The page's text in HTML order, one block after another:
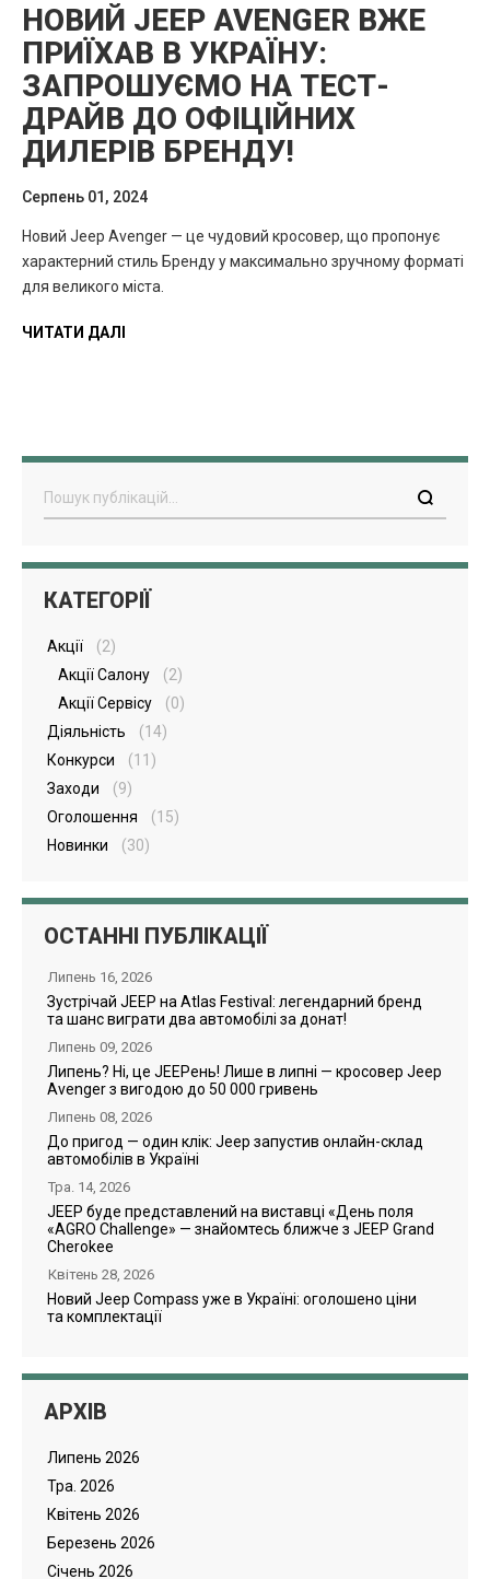
НОВИЙ JEEP AVENGER ВЖЕ
ПРИЇХАВ В УКРАЇНУ:
ЗАПРОШУЄМО НА ТЕСТ-
ДРАЙВ ДО ОФІЦІЙНИХ
ДИЛЕРІВ БРЕНДУ!
Серпень 01, 2024
Новий Jeep Avenger — це чудовий кросовер, що пропонує
характерний стиль Бренду у максимально зручному форматі
для великого міста.
ЧИТАТИ ДАЛІ
Пошук
КАТЕГОРІЇ
Акції
(2)
Акції Салону
(2)
Акції Сервісу
(0)
Діяльність
(14)
Конкурси
(11)
Заходи
(9)
Оголошення
(15)
Новинки
(30)
ОСТАННІ ПУБЛІКАЦІЇ
Липень 16, 2026
Зустрічай JEEP на Atlas Festival: легендарний бренд
та шанс виграти два автомобілі за донат!
Липень 09, 2026
Липень? Ні, це JEEPень! Лише в липні — кросовер Jeep
Avenger з вигодою до 50 000 гривень
Липень 08, 2026
До пригод — один клік: Jeep запустив онлайн-склад
автомобілів в Україні
Тра. 14, 2026
JEEP буде представлений на виставці «День поля
«AGRO Challenge» — знайомтесь ближче з JEEP Grand
Cherokee
Квітень 28, 2026
Новий Jeep Compass уже в Україні: оголошено ціни
та комплектації
АРХІВ
Липень 2026
Тра. 2026
Квітень 2026
Березень 2026
Cічень 2026